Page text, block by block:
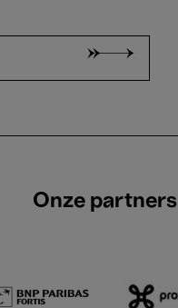
Onze partners